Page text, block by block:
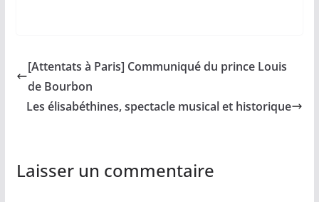
[Attentats à Paris] Communiqué du prince Louis
de Bourbon
Les élisabéthines, spectacle musical et historique
Laisser un commentaire